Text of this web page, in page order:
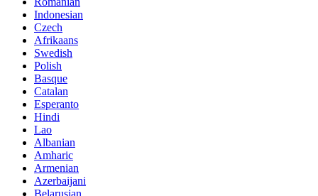
Indonesian
Czech
Afrikaans
Swedish
Polish
Basque
Catalan
Esperanto
Hindi
Lao
Albanian
Amharic
Armenian
Azerbaijani
Belarusian